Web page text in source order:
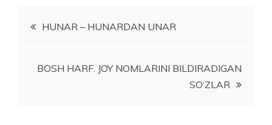
PostHUNAR – HUNARDAN UNAR
BOSH HARF. JOY NOMLARINI BILDIRADIGAN
SO‘ZLAR